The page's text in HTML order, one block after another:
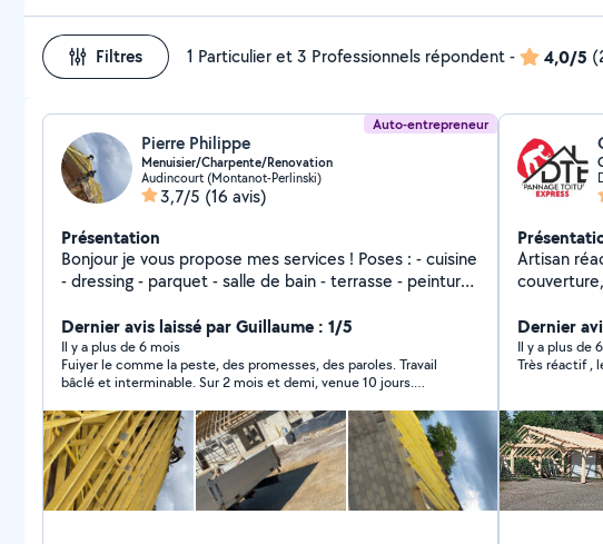
Filtres 1 Particulier et 3 Professionnels répondent- 4,0/5
Auto-entrepreneur
Pierre Philippe
Menuisier/Charpente/Renovation
Audincourt (Montanot-Perlinski)
3,7/5 (16 avis)
Présentation
Bonjour je vous propose mes services ! Poses : - cuisine
- dressing - parquet - salle de bain - terrasse - peinture
tout type d'entretien d'espace vert Pour toute
demande de projet contactez-moi Je me déplace tout
secteur Pierre Philippe
Dernier avis laissé par Guillaume : 1/5
Il y a plus de 6 mois
Fuiyer le comme la peste, des promesses, des paroles. Travail
bâclé et interminable. Sur 2 mois et demi, venue 10 jours.
perception dans l'espace. Impossible de peintre, j'ai du poser de
la fibre pour cacher les défauts Pour des informations, 06 70 77
72 67
Artisan
d'interieur,
parquet,
N'hésitez
Dernier
Il y a plus de
Très réactif ,